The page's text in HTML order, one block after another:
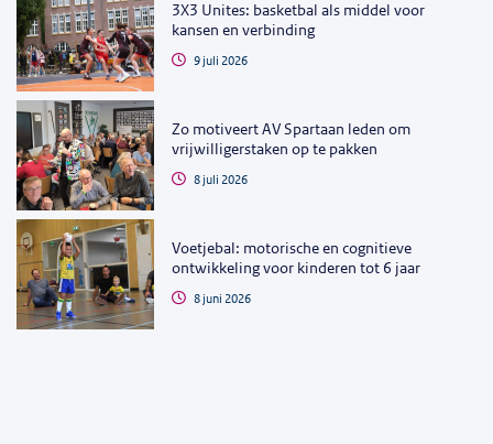
3X3 Unites: basketbal als middel voor
kansen en verbinding
9 juli 2026
Zo motiveert AV Spartaan leden om
vrijwilligerstaken op te pakken
8 juli 2026
Voetjebal: motorische en cognitieve
ontwikkeling voor kinderen tot 6 jaar
8 juni 2026